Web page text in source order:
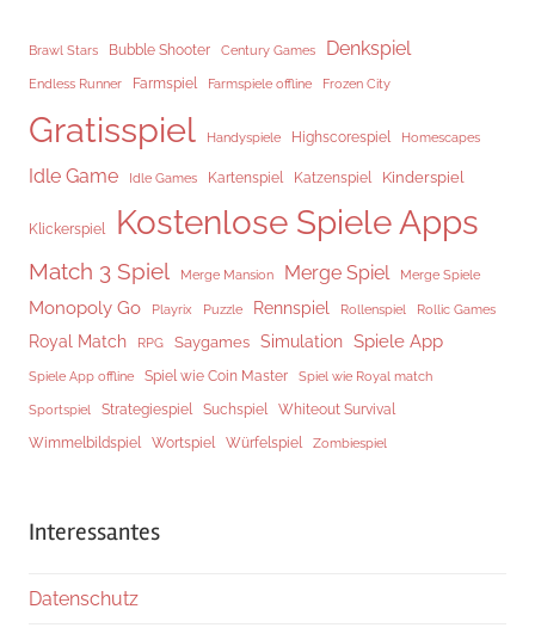
Brawl Stars Bubble Shooter Century Games Denkspiel
Endless Runner Farmspiel Farmspiele offline Frozen City
Gratisspiel Handyspiele Highscorespiel Homescapes
Idle Game Idle Games Kartenspiel Katzenspiel Kinderspiel
Klickerspiel Kostenlose Spiele Apps
Match 3 Spiel Merge Mansion Merge Spiel Merge Spiele
Monopoly Go Playrix Puzzle Rennspiel Rollenspiel Rollic Games
Royal Match RPG Saygames Simulation Spiele App
Spiele App offline Spiel wie Coin Master Spiel wie Royal match
Sportspiel Strategiespiel Suchspiel
Whiteout Survival
Wimmelbildspiel
Wortspiel Würfelspiel Zombiespiel
Interessantes
Datenschutz